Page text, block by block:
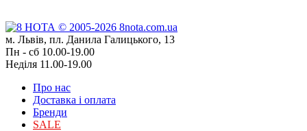
м. Львів, пл. Данила Галицького, 13
Пн - сб 10.00-19.00
Неділя 11.00-19.00
Про нас
Доставка і оплата
Бренди
SALE